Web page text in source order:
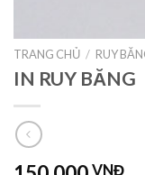
TRANG CHỦ / RUY
IN RUY BĂNG
VNĐ